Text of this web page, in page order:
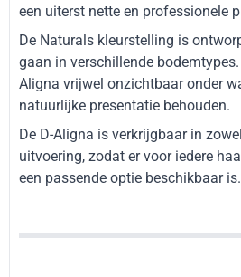
een uiterst nette en professionele
De Naturals kleurstelling is
gaan in verschillende
Aligna vrijwel onzichtbaar onder
natuurlijke presentatie behouden.
De D-Aligna is verkrijgbaar in
uitvoering, zodat er voor iedere
een passende optie beschikbaar is.